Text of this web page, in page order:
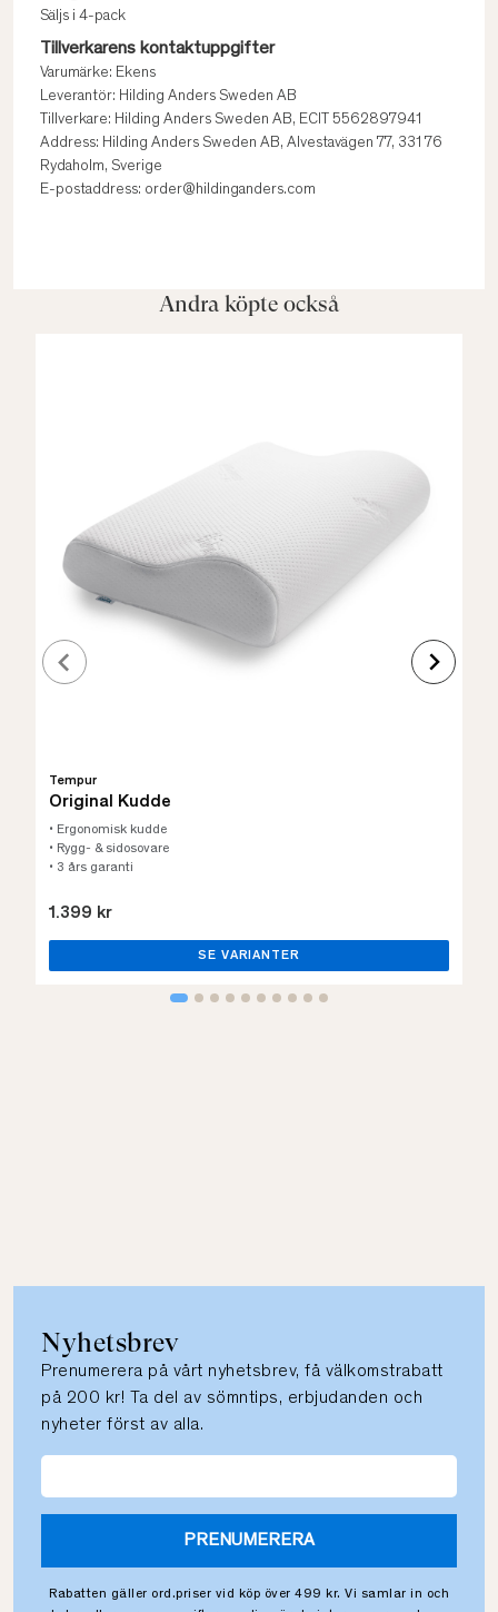
Säljs i 4-pack
Tillverkarens kontaktuppgifter
Varumärke: Ekens
Leverantör: Hilding Anders Sweden AB
Tillverkare: Hilding Anders Sweden AB, ECIT 5562897941
Address: Hilding Anders Sweden AB, Alvestavägen 77, 331 76
Rydaholm, Sverige
E-postaddress: order@hildinganders.com
Andra köpte också
Tempur
Original Kudde
• Ergonomisk kudde
• Rygg- & sidosovare
• 3 års garanti
1.399 kr
SE VARIANTER
Nyhetsbrev
Prenumerera på vårt nyhetsbrev, få välkomstrabatt
på 200 kr! Ta del av sömntips, erbjudanden och
nyheter först av alla.
PRENUMERERA
Rabatten gäller ord.priser vid köp över 499 kr. Vi samlar in och